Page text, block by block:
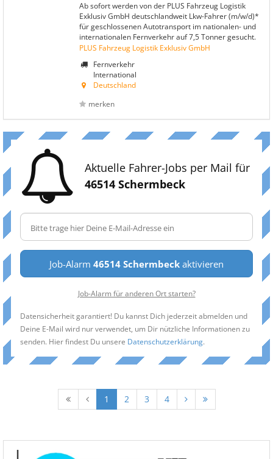
Ab sofort werden von der PLUS Fahrzeug Logistik
Exklusiv GmbH deutschlandweit Lkw-Fahrer (m/w/d)*
für geschlossenen Autotransport im nationalen- und
internationalen Fernverkehr auf 7,5 Tonner gesucht.
PLUS Fahrzeug Logistik Exklusiv GmbH
Fernverkehr
International
Deutschland
merken
Aktuelle Fahrer-Jobs per Mail für
46514 Schermbeck
Job-Alarm 46514 Schermbeck aktivieren
Job-Alarm für anderen Ort starten?
Datensicherheit garantiert! Du kannst Dich jederzeit abmelden und
Deine E-Mail wird nur verwendet, um Dir nützliche Informationen zu
senden. Hier findest Du unsere Datenschutzerklärung.
1 2 3 4